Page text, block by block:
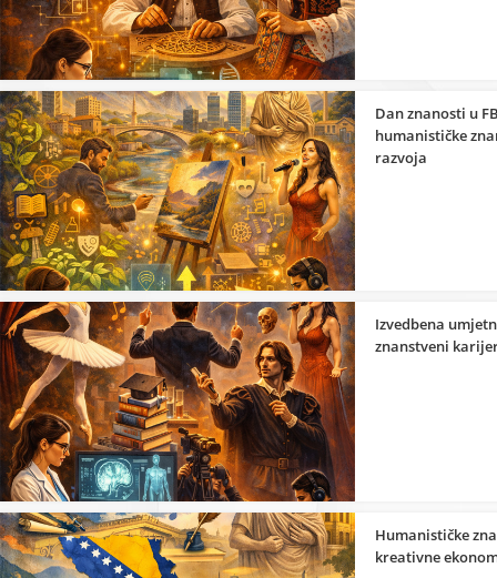
Dan znanosti u
humanističke
razvoja
Izvedbena
znanstveni
Humanističke
kreativne